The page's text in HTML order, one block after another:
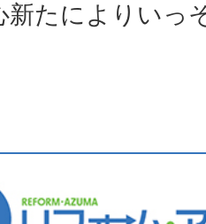
新たによりいっ